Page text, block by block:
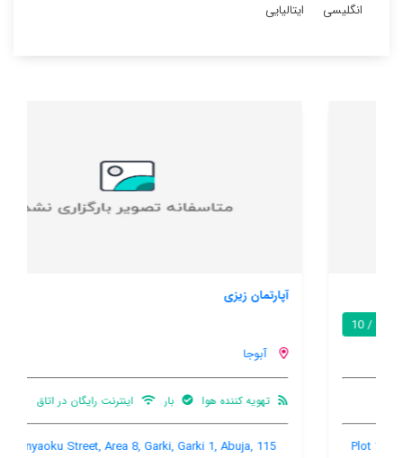
انگلیسی
ایتالیایی
تهویه کننده هوا بار اینترنت رایگان در اتاق
115 Emeka Anyaoku Street, Area 8, Garki, Garki 1, Abuja,